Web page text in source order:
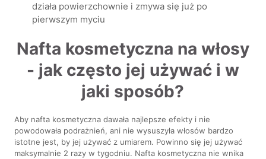
działa powierzchownie i zmywa się już po
pierwszym myciu
Nafta kosmetyczna na włosy
- jak często jej używać i w
jaki sposób?
Aby nafta kosmetyczna dawała najlepsze efekty i nie
powodowała podrażnień, ani nie wysuszyła włosów bardzo
istotne jest, by jej używać z umiarem. Powinno się jej używać
maksymalnie 2 razy w tygodniu. Nafta kosmetyczna nie wnika